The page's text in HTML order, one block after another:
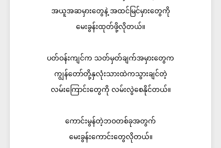
အယူအဆမှားတွေနဲ့ အထင်မြင်မှားတွေကို
မေးခွန်းထုတ်ဖို့လိုတယ်။
ပတ်ဝန်းကျင်က သတ်မှတ်ချက်အမှားတွေက
ကျွန်တော်တို့နှလုံးသားထဲကသွားချင်တဲ့
လမ်းကြောင်းတွေကို လမ်းလွဲစေနိုင်တယ်။
ကောင်းမွန်တဲ့ဘဝတစ်ခုအတွက်
မေးခွန်းကောင်းတွေလိုတယ်။